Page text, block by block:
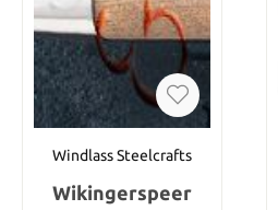
Windlass Steelcrafts
Wikingerspeer